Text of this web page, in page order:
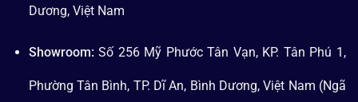
Dương, Việt Nam
Showroom: Số 256 Mỹ Phước Tân Vạn, KP. Tân Phú 1,
Phường Tân Bình, TP. Dĩ An, Bình Dương, Việt Nam (Ngã